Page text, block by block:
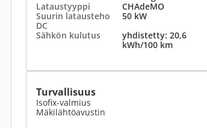
Lataustyyppi
CHAdeMO
Suurin latausteho
DC
50 kW
Sähkön kulutus
yhdistetty: 20,6
kWh/100 km
Turvallisuus
Isofix-valmius
Mäkilähtöavustin